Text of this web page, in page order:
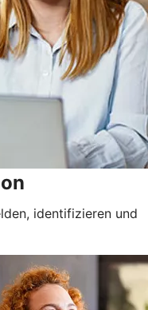
identifizieren und